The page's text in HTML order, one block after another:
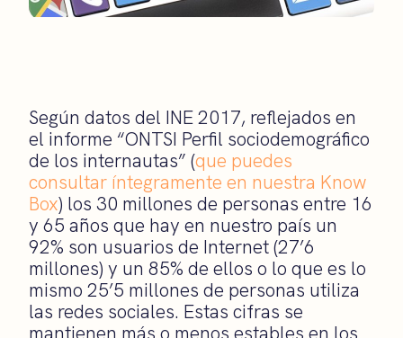
Según datos del INE 2017, reflejados en
el informe “ONTSI Perfil sociodemográfico
de los internautas” (que puedes
consultar íntegramente en nuestra Know
Box) los 30 millones de personas entre 16
y 65 años que hay en nuestro país un
92% son usuarios de Internet (27’6
millones) y un 85% de ellos o lo que es lo
mismo 25’5 millones de personas utiliza
las redes sociales. Estas cifras se
mantienen más o menos estables en los